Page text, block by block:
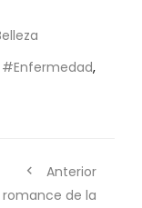
#Enfermedad,
Anterior
romance de la